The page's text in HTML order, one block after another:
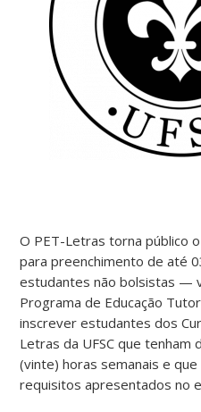
O PET-Letras torna público
para preenchimento de até
estudantes não bolsistas —
Programa de Educação
inscrever estudantes dos
Letras da UFSC que tenham
(vinte) horas semanais e
requisitos apresentados no